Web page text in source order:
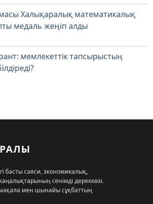
Халықаралық математикалық
медаль жеңіп алды
мемлекеттік тапсырыстың
басты саяси, экономикалық,
сенімді дереккөзі.
мен шынайы сұқбаттың